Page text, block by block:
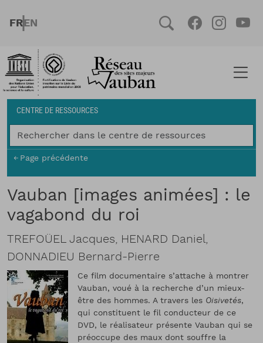
FRENCH
ENGLISH
Social
Fil d'Ariane
CENTRE DE RESSOURCES
Page précédente
Vauban [images animées] : le
vagabond du roi
TREFOÜEL Jacques, HENARD Daniel,
DONNADIEU Bernard-Pierre
Ce film documentaire s’attache à montrer
Vauban, voué à la recherche d’un mieux-
être des hommes. A travers les Oisivetés,
qui constituent le fil conducteur de ce
DVD, le réalisateur présente Vauban qui se
préoccupe des maux dont souffre la